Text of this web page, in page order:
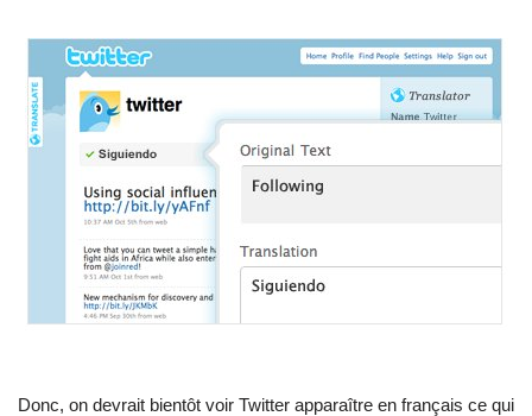
Donc, on devrait bientôt voir Twitter apparaître en français ce qui